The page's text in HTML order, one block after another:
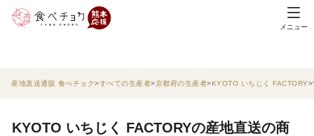
メニュー
産地直送通販 食べチョク すべての生産者 京都府の生産者 KYOTO いちじく FACTORY
KYOTO いちじく FACTORYの産地直送の商